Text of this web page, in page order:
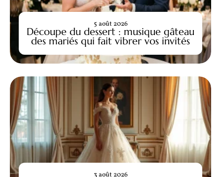
Découpe du dessert : musique gâteau
des mariés qui fait vibrer vos invités
5 août 2026
3 août 2026